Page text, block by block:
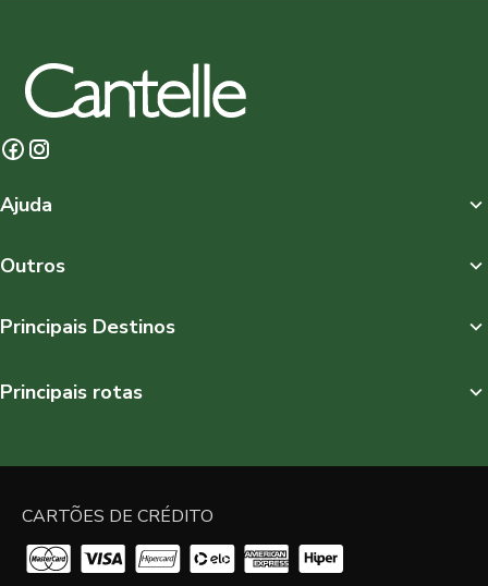
Ajuda
Outros
Principais Destinos
Principais rotas
CARTÕES DE CRÉDITO